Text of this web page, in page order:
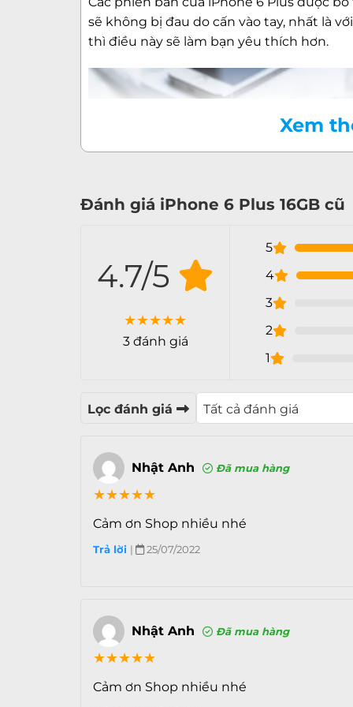
sẽ không bị đau do cấn vào tay, nhất là
thì điều này sẽ làm bạn yêu thích hơn.
Xem
Đánh giá iPhone 6 Plus 16GB cũ
4.7/5
★★★★★
3 đánh giá
5
4
3
2
1
Lọc đánh giá
Nhật Anh Đã mua hàng
★★★★★
Cảm ơn Shop nhiều nhé
Trả lời | 25/07/2022
Nhật Anh Đã mua hàng
★★★★★
Cảm ơn Shop nhiều nhé